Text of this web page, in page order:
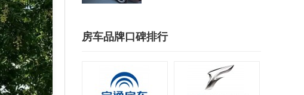
房车品牌口碑排行